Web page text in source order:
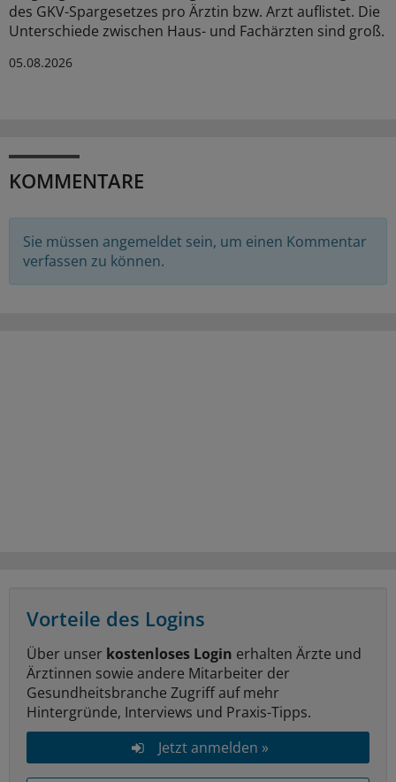
des GKV-Spargesetzes pro Ärztin bzw. Arzt auflistet. Die
Unterschiede zwischen Haus- und Fachärzten sind groß.
05.08.2026
KOMMENTARE
Sie müssen angemeldet sein, um einen Kommentar
verfassen zu können.
Vorteile des Logins
Über unser kostenloses Login erhalten Ärzte und
Ärztinnen sowie andere Mitarbeiter der
Gesundheitsbranche Zugriff auf mehr
Hintergründe, Interviews und Praxis-Tipps.
Jetzt anmelden »